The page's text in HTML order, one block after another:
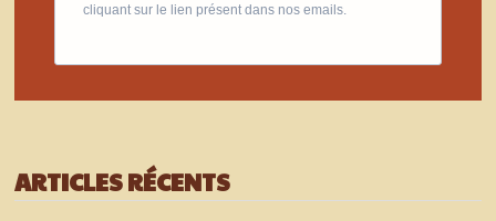
cliquant sur le lien présent dans nos emails.
ARTICLES RÉCENTS